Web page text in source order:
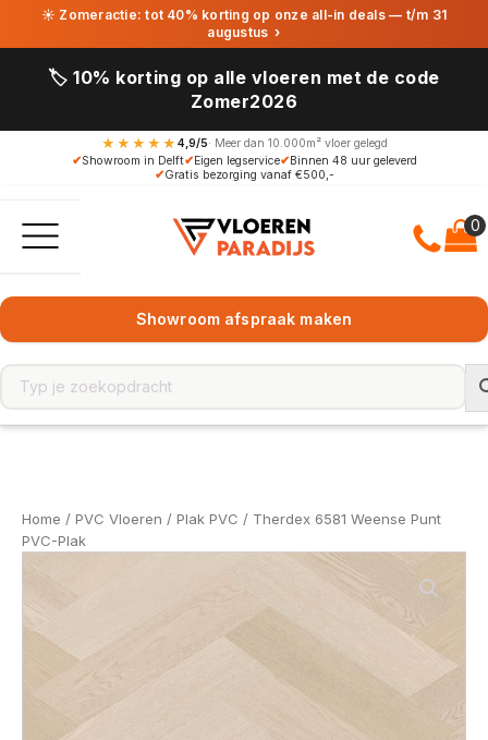
☀ Zomeractie: tot 40% korting op onze all-in deals — t/m 31
augustus ›
🏷️ 10% korting op alle vloeren met de code
Zomer2026
★★★★★ 4,9/5· Meer dan 10.000m² vloer gelegd
✔Showroom in Delft✔Eigen legservice✔Binnen 48 uur geleverd
✔Gratis bezorging vanaf €500,-
Showroom afspraak maken
Home / PVC Vloeren / Plak PVC / Therdex 6581 Weense Punt
PVC-Plak